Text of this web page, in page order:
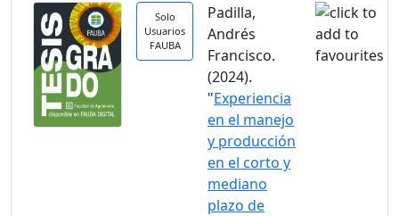
Solo
Usuarios
FAUBA
Padilla,
Andrés
Francisco.
(2024).
"Experiencia
en el manejo
y producción
en el corto y
mediano
plazo de